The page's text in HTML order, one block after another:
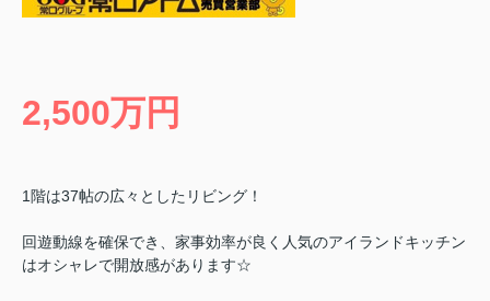
2,500万円
1階は37帖の広々としたリビング！
回遊動線を確保でき、家事効率が良く人気のアイランドキッチン
はオシャレで開放感があります☆